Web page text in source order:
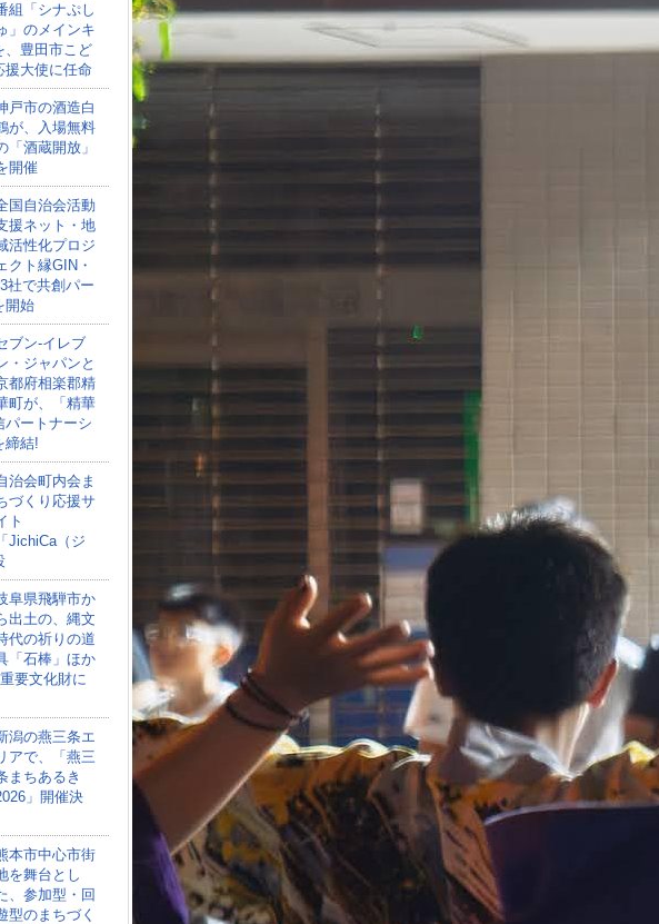
組「シナぷし
」のメインキ
、豊田市こど
援大使に任命
戸市の酒造白
が、入場無料
「酒蔵開放」
開催
国自治会活動
援ネット・地
活性化プロジ
クト縁GIN・
社で共創パー
開始
ブン‐イレブ
・ジャパンと
都府相楽郡精
町が、「精華
パートナーシ
締結!
治会町内会ま
づくり応援サ
ト
「JichiCa（ジ
阜県飛騨市か
出土の、縄文
代の祈りの道
「石棒」ほか
要文化財に
潟の燕三条エ
アで、「燕三
まちあるき
」開催決
本市中心市街
を舞台とし
、参加型・回
型のまちづく